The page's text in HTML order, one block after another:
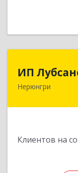
ИП
Нерюнгри
Клиентов на
ИП
675002,